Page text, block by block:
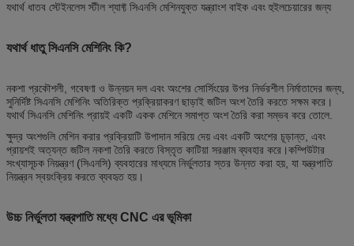
যথার্থ ধাতব স্টেইনলেস স্টীল শ্যাফ্ট সিএনসি মেশিনযুক্ত যন্ত্রাংশ বাইক এবং হুইলচেয়ারের জন্য
যথার্থ ধাতু সিএনসি মেশিনিং কি?
নকশা প্রকৌশলী, গবেষণা ও উন্নয়ন দল এবং অংশের সোর্সিংয়ের উপর নির্ভরশীল নির্মাতাদের জন্য,
সুনির্দিষ্ট সিএনসি মেশিনিং অতিরিক্ত প্রক্রিয়াকরণ ছাড়াই জটিল অংশ তৈরি করতে সক্ষম করে।
যথার্থ সিএনসি মেশিনিং প্রায়ই একটি একক মেশিনে সমাপ্ত অংশ তৈরি করা সম্ভব করে তোলে.
ক্ষুদ্র অংশগুলি মেশিন করার প্রক্রিয়াটি উপাদান সরিয়ে দেয় এবং একটি অংশের চূড়ান্ত, এবং
প্রায়শই অত্যন্ত জটিল নকশা তৈরি করতে বিস্তৃত কাটিয়া সরঞ্জাম ব্যবহার করে।কম্পিউটার
সংখ্যাসূচক নিয়ন্ত্রণ (সিএনসি) ব্যবহারের মাধ্যমে নির্ভুলতার স্তর উন্নত করা হয়, যা যন্ত্রপাতি
নিয়ন্ত্রন স্বয়ংক্রিয় করতে ব্যবহৃত হয়।
উচ্চ নির্ভুলতা যন্ত্রপাতি মধ্যে CNC এর ভূমিকা